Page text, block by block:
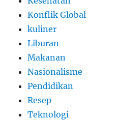
Konflik Global
kuliner
Liburan
Makanan
Nasionalisme
Pendidikan
Resep
Teknologi